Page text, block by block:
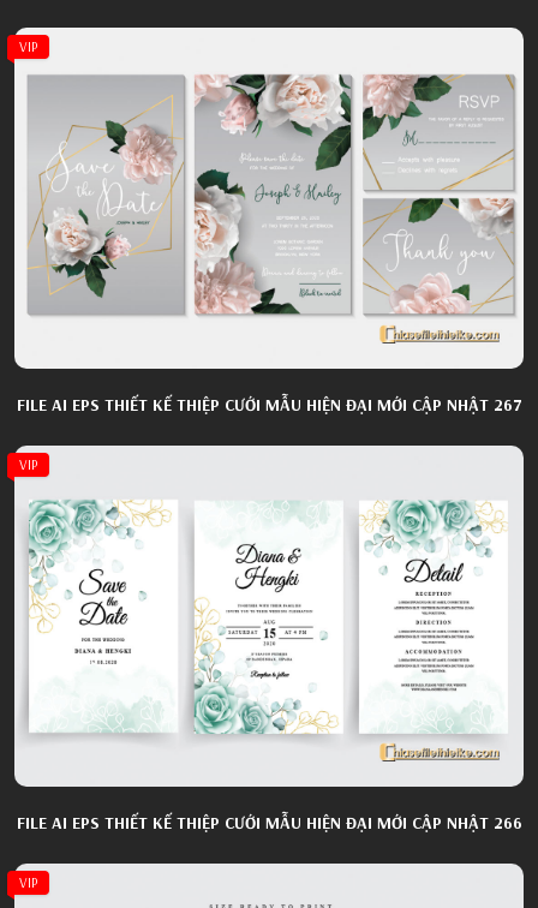
VIP
FILE AI EPS THIẾT KẾ THIỆP CƯỚI MẪU HIỆN ĐẠI MỚI CẬP NHẬT 267
VIP
FILE AI EPS THIẾT KẾ THIỆP CƯỚI MẪU HIỆN ĐẠI MỚI CẬP NHẬT 266
VIP